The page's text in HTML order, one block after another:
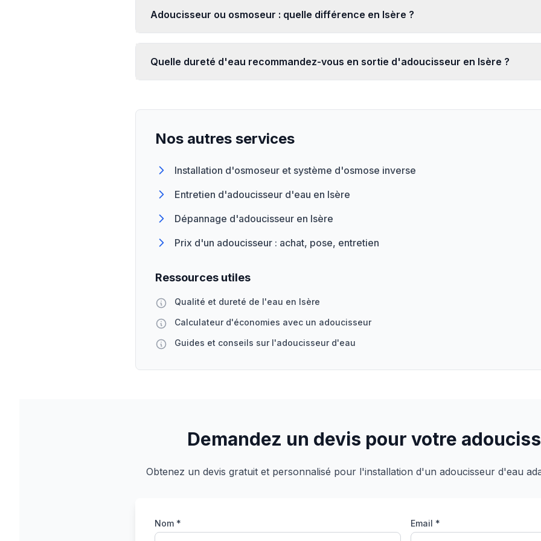
Adoucisseur ou osmoseur : quelle différence en Isère ?
Quelle dureté d'eau recommandez-vous en sortie d'adoucisseur en Isère ?
Nos autres services
Installation d'osmoseur et système d'osmose inverse
Entretien d'adoucisseur d'eau en Isère
Dépannage d'adoucisseur en Isère
Prix d'un adoucisseur : achat, pose, entretien
Ressources utiles
Qualité et dureté de l'eau en Isère
Calculateur d'économies avec un adoucisseur
Guides et conseils sur l'adoucisseur d'eau
Demandez un devis pour votre
Obtenez un devis gratuit et personnalisé pour l'installation d'un adoucisseur d'eau
Nom * Email *